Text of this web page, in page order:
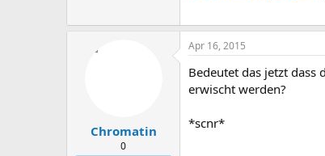
Chromatin
0
Apr 16, 2015
Bedeutet das jetzt dass
erwischt werden?
*scnr*